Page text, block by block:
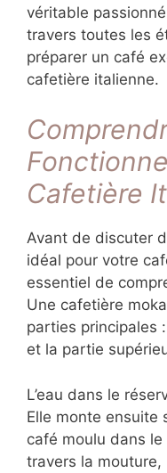
véritable
travers toutes les
préparer un café
cafetière italienne.
Cafetière
Avant de discuter
idéal pour votre
essentiel de
Une cafetière
parties principales
et la partie
L’eau dans le
Elle monte ensuite
café moulu dans
travers la mouture,